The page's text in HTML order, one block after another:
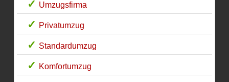
Umzugsfirma
Privatumzug
Standardumzug
Komfortumzug